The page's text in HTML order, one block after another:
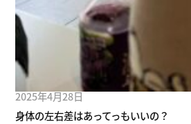
2025年4月28日
身体の左右差はあってっもいいの？